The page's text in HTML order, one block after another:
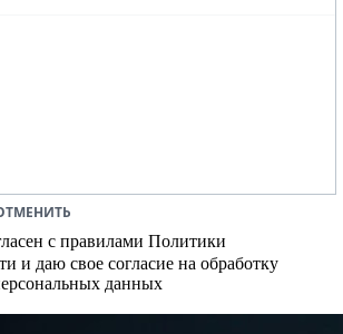
с правилами Политики
и даю свое согласие на обработку
данных